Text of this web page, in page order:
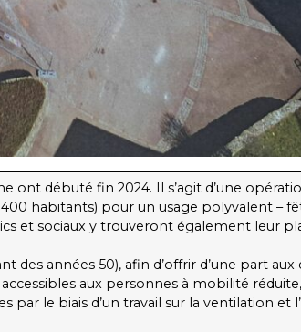
ont débuté fin 2024. Il s’agit d’une
habitants) pour un usage polyvalent –
et sociaux y trouveront également leur
années 50), afin d’offrir d’une part aux
aux personnes à mobilité
le biais d’un travail sur la ventilation et